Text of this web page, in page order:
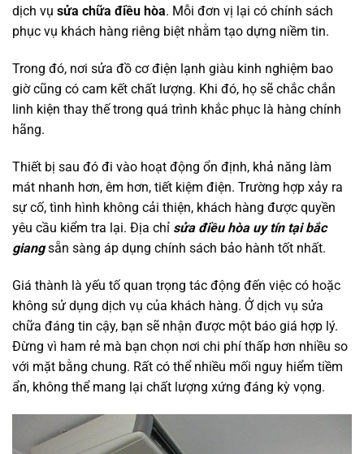
dịch vụ sửa chữa điều hòa. Mỗi đơn vị lại có chính sách
phục vụ khách hàng riêng biệt nhằm tạo dựng niềm tin.
Trong đó, nơi sửa đồ cơ điện lạnh giàu kinh nghiệm bao
giờ cũng có cam kết chất lượng. Khi đó, họ sẽ chắc chắn
linh kiện thay thế trong quá trình khắc phục là hàng chính
hãng.
Thiết bị sau đó đi vào hoạt động ổn định, khả năng làm
mát nhanh hơn, êm hơn, tiết kiệm điện. Trường hợp xảy ra
sự cố, tình hình không cải thiện, khách hàng được quyền
yêu cầu kiểm tra lại. Địa chỉ sửa điều hòa uy tín tại bắc
giangsẵn sàng áp dụng chính sách bảo hành tốt nhất.
Giá thành là yếu tố quan trọng tác động đến việc có hoặc
không sử dụng dịch vụ của khách hàng. Ở dịch vụ sửa
chữa đáng tin cậy, bạn sẽ nhận được một báo giá hợp lý.
Đừng vì ham rẻ mà bạn chọn nơi chi phí thấp hơn nhiều so
với mặt bằng chung. Rất có thể nhiều mối nguy hiểm tiềm
ẩn, không thể mang lại chất lượng xứng đáng kỳ vọng.